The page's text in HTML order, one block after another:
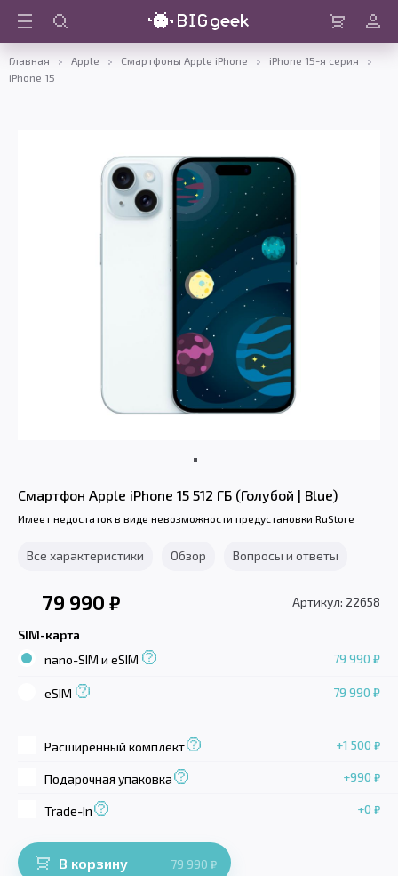
Войти
Главная Apple Смартфоны Apple iPhone
iPhone 15-я серия
iPhone 15
Смартфон Apple iPhone 15 512 ГБ (Голубой | Blue)
Имеет недостаток в виде невозможности предустановки RuStore
Все характеристики Обзор Вопросы и ответы
79 990 ₽ Артикул: 22658
SIM-карта
nano-SIM и eSIM
79 990 ₽
eSIM 79 990 ₽
Расширенный комплект +1 500 ₽
Подарочная упаковка +990 ₽
Trade-In +0 ₽
В корзину 79 990 ₽